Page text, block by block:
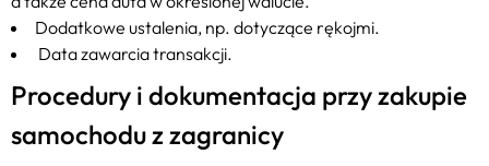
Dodatkowe ustalenia, np. dotyczące rękojmi.
Data zawarcia transakcji.
Procedury i dokumentacja przy zakupie
samochodu z zagranicy